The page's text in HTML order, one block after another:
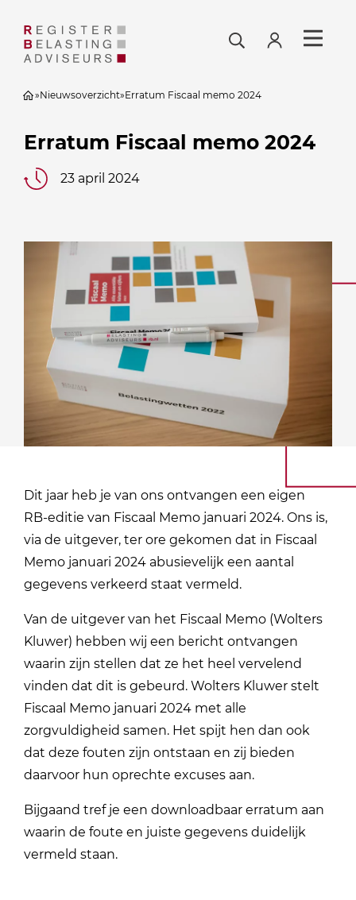
»Nieuwsoverzicht»Erratum Fiscaal memo 2024
Erratum Fiscaal memo 2024
23 april 2024
Dit jaar heb je van ons ontvangen een eigen
RB-editie van Fiscaal Memo januari 2024. Ons is,
via de uitgever, ter ore gekomen dat in Fiscaal
Memo januari 2024 abusievelijk een aantal
gegevens verkeerd staat vermeld.
Van de uitgever van het Fiscaal Memo (Wolters
Kluwer) hebben wij een bericht ontvangen
waarin zijn stellen dat ze het heel vervelend
vinden dat dit is gebeurd. Wolters Kluwer stelt
Fiscaal Memo januari 2024 met alle
zorgvuldigheid samen. Het spijt hen dan ook
dat deze fouten zijn ontstaan en zij bieden
daarvoor hun oprechte excuses aan.
Bijgaand tref je een downloadbaar erratum aan
waarin de foute en juiste gegevens duidelijk
vermeld staan.